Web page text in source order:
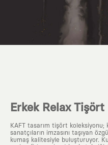
Erkek Relax Tişört
KAFT tasarım tişört koleksiyonu;
sanatçıların imzasını taşıyan
kumaş kalitesiyle buluşturuyor.